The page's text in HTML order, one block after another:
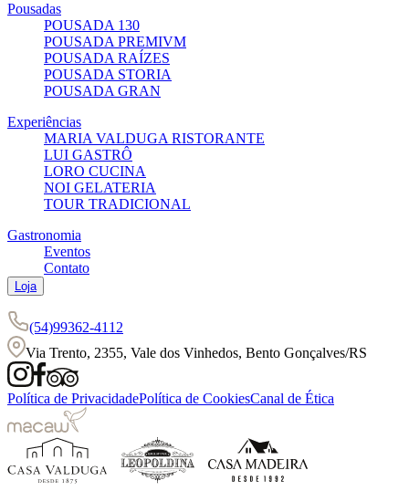
Pousadas
POUSADA 130
POUSADA PREMIVM
POUSADA RAÍZES
POUSADA STORIA
POUSADA GRAN
Experiências
MARIA VALDUGA RISTORANTE
LUI GASTRÔ
LORO CUCINA
NOI GELATERIA
TOUR TRADICIONAL
Gastronomia
Eventos
Contato
Loja
(54)99362-4112
Via Trento, 2355, Vale dos Vinhedos, Bento Gonçalves/RS
Política de PrivacidadePolítica de CookiesCanal de Ética